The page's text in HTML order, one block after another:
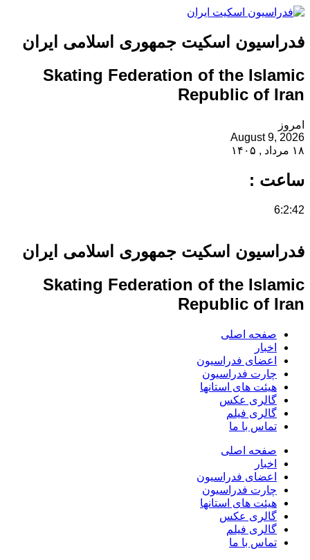
فدراسیون اسکیت جمهوری اسلامی ایران
Skating Federation of the Islamic
Republic of Iran
امروز
August 9, 2026
۱۸ مرداد , ۱۴۰۵
ساعت :
6:2:42
فدراسیون اسکیت جمهوری اسلامی ایران
Skating Federation of the Islamic
Republic of Iran
صفحه اصلی
اخبار
اعضای فدراسیون
چارت فدراسیون
هیئت های استانها
گالری عکس
گالری فیلم
تماس با ما
صفحه اصلی
اخبار
اعضای فدراسیون
چارت فدراسیون
هیئت های استانها
گالری عکس
گالری فیلم
تماس با ما